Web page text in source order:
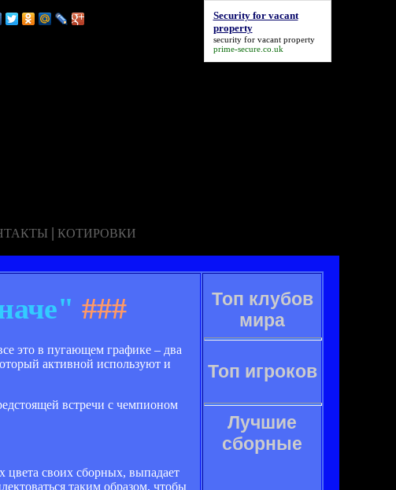
| КОТИРОВКИ
###
это в пугающем графике – два
активной используют и
встречи с чемпионом
своих сборных, выпадает
таким образом, чтобы
Топ клубов
мира
Топ игроков
Лучшие
сборные
Security for vacant
property
security for vacant property
prime-secure.co.uk